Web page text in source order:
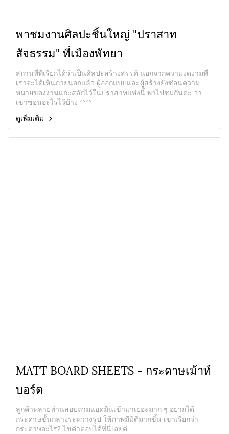
พาชมงานศิลปะชิ้นใหญ่ "ปราสาท
สัจธรรม" ที่เมืองพัทยา
สถานที่ที่เรียกได้ว่าเป็นศิลปะสร้างสรรค์ นอกจากความงดงามที่
เราจะได้เห็นภายนอกแล้ว ผู้ออกแบบและผู้สร้างยังซ่อนความ
หมายของงานแกะสลักไว้ในปราสาทแห่งนี้ พาไปชมกันค่ะ ว่า
เขาซ่อนอะไรไว้บ้าง ^^
ดูเพิ่มเติม
MATT BOARD SHEETS - กระดาษเม้าท์
บอร์ด
ลูกค้าหลายท่านสอบถามแอดมินเข้ามาเยอะมาก ๆ อยากได้
กระดาษขั้นกลางระหว่างรูป ให้ภาพมีมิติมากขึ้น เขาเรียกว่า
กระดาษอะไร? ไขคำตอบได้ที่นี่เลยค่